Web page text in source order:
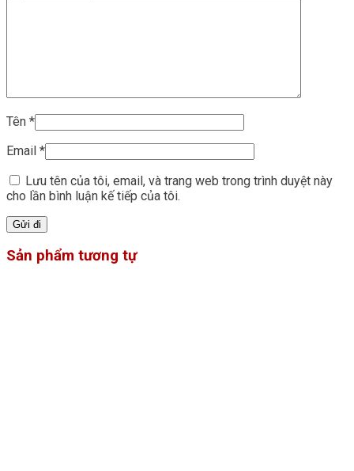
Tên *
Email *
Lưu tên của tôi, email, và trang web trong trình duyệt này
cho lần bình luận kế tiếp của tôi.
Sản phẩm tương tự